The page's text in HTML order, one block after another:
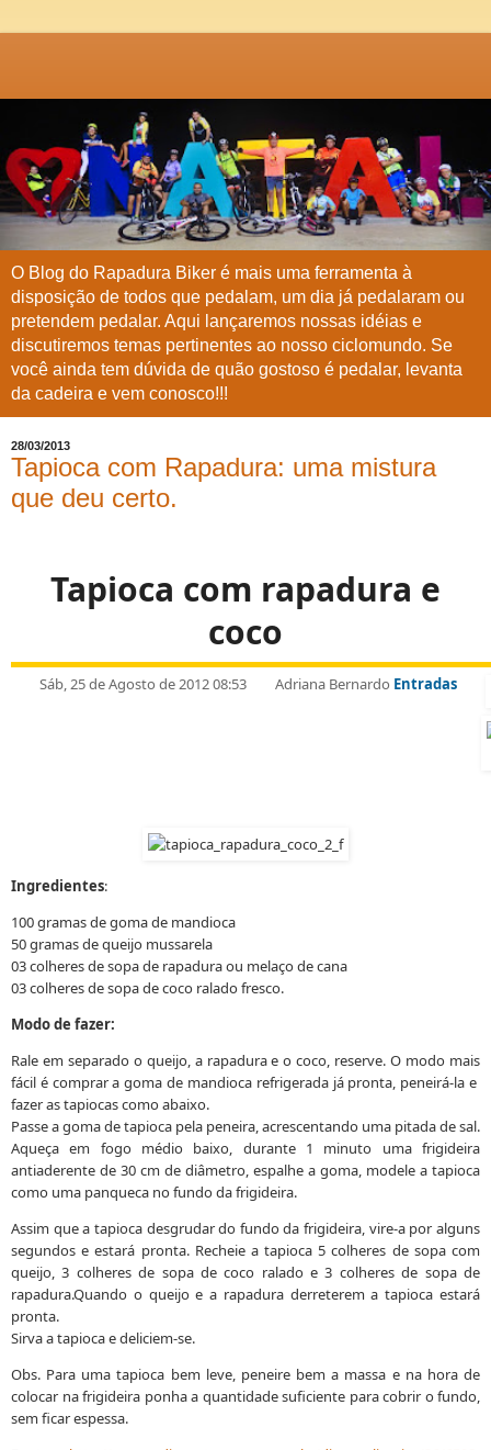
O Blog do Rapadura Biker é mais uma ferramenta à
disposição de todos que pedalam, um dia já pedalaram ou
pretendem pedalar. Aqui lançaremos nossas idéias e
discutiremos temas pertinentes ao nosso ciclomundo. Se
você ainda tem dúvida de quão gostoso é pedalar, levanta
da cadeira e vem conosco!!!
28/03/2013
Tapioca com Rapadura: uma mistura
que deu certo.
Tapioca com rapadura e
coco
Sáb, 25 de Agosto de 2012 08:53 Adriana Bernardo Entradas
Ingredientes:
100 gramas de goma de mandioca
50 gramas de queijo mussarela
03 colheres de sopa de rapadura ou melaço de cana
03 colheres de sopa de coco ralado fresco.
Modo de fazer:
Rale em separado o queijo, a rapadura e o coco, reserve. O modo mais
fácil é comprar a goma de mandioca refrigerada já pronta, peneirá-la e
fazer as tapiocas como abaixo.
Passe a goma de tapioca pela peneira, acrescentando uma pitada de sal.
Aqueça em fogo médio baixo, durante 1 minuto uma frigideira
antiaderente de 30 cm de diâmetro, espalhe a goma, modele a tapioca
como uma panqueca no fundo da frigideira.
Assim que a tapioca desgrudar do fundo da frigideira, vire-a por alguns
segundos e estará pronta. Recheie a tapioca 5 colheres de sopa com
queijo, 3 colheres de sopa de coco ralado e 3 colheres de sopa de
rapadura.Quando o queijo e a rapadura derreterem a tapioca estará
pronta.
Sirva a tapioca e deliciem-se.
Obs. Para uma tapioca bem leve, peneire bem a massa e na hora de
colocar na frigideira ponha a quantidade suficiente para cobrir o fundo,
sem ficar espessa.